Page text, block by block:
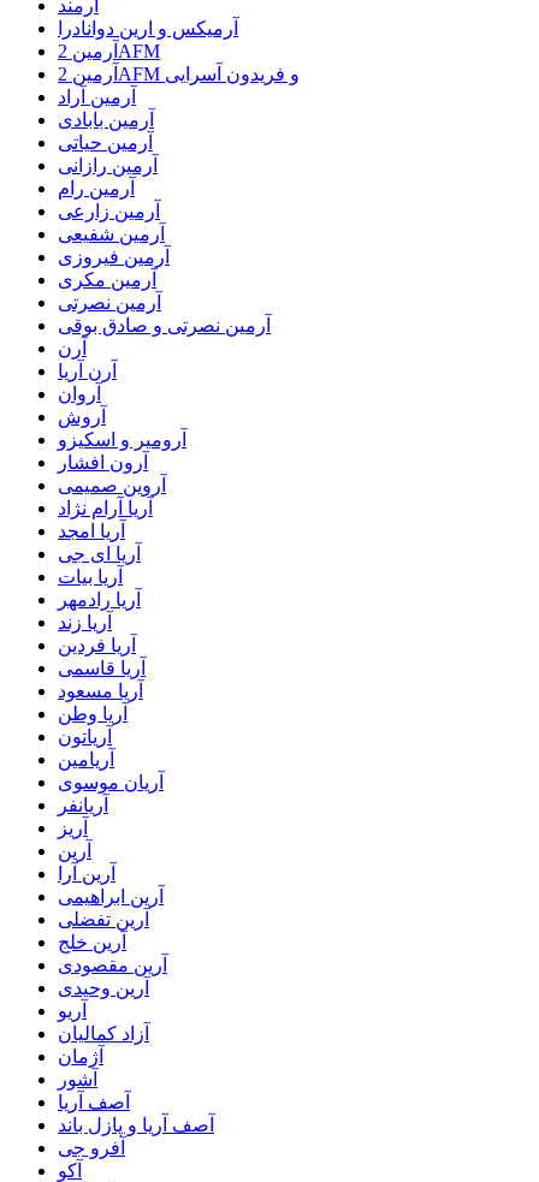
آرمند
آرمیکس و ارین دوانادرا
آرمین 2AFM
آرمین 2AFM و فریدون آسرایی
آرمین آراد
آرمین بابادی
آرمین حیاتی
آرمین رازانی
آرمین رام
آرمین زارعی
آرمین شفیعی
آرمین فیروزی
آرمین مکری
آرمین نصرتی
آرمین نصرتی و صادق بوقی
آرن
آرن آریا
آروان
آروش
آرومیر و اسکیزو
آرون افشار
آروین صمیمی
آریا آرام نژاد
آریا امجد
آریا ای جی
آریا بیات
آریا رادمهر
آریا زند
آریا فردین
آریا قاسمی
آریا مسعود
آریا وطن
آریاتون
آریامین
آریان موسوی
آریانفر
آریز
آرین
آرین آرا
آرین ابراهیمی
آرین تفضلی
آرین خلج
آرین مقصودی
آرین وحیدی
آریو
آزاد کمالیان
آژمان
آشور
آصف آریا
آصف آریا و پازل باند
آفرو جی
آکو